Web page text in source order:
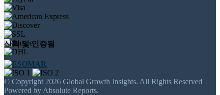
신뢰 및 인증됨
© Copyright 2026 Global Growth Insights. All Rights Reserved |
Powered by Absolute Reports.